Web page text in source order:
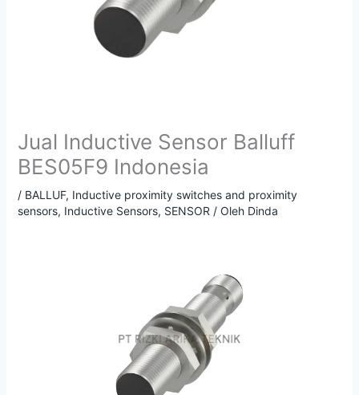
Jual Inductive Sensor Balluff
BES05F9 Indonesia
/ BALLUF, Inductive proximity switches and proximity
sensors, Inductive Sensors, SENSOR/ Oleh Dinda